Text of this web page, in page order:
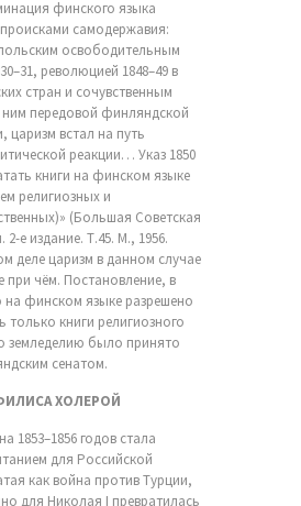
финского языка
самодержавия:
освободительным
революцией 1848–49 в
стран и сочувственным
передовой финляндской
царизм встал на путь
реакции… Указ 1850
книги на финском языке
религиозных и
(Большая Советская
е издание. Т.45. М., 1956.
деле царизм в данном случае
при чём. Постановление, в
на финском языке разрешено
только книги религиозного
земледелию было принято
сенатом.
ХОЛЕРОЙ
1853–1856 годов стала
для Российской
как война против Турции,
для Николая I превратилась